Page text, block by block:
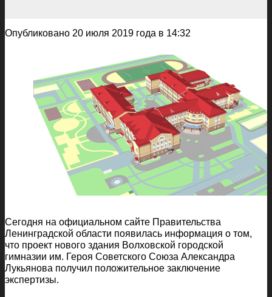
Опубликовано 20 июля 2019 года в 14:32
Сегодня на официальном сайте Правительства
Ленинградской области появилась информация о том,
что проект нового здания Волховской городской
гимназии им. Героя Советского Союза Александра
Лукьянова получил положительное заключение
экспертизы.